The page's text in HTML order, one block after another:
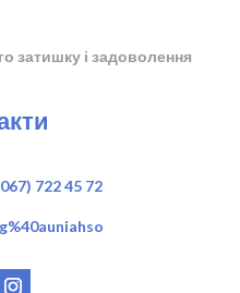
затишку і задоволення
722 45 72